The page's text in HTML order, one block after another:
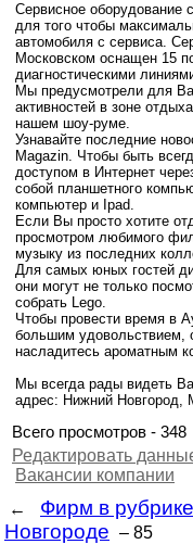
Сервисное оборудование
для того чтобы
автомобиля с сервиса.
Московском оснащен 15
диагностическими
Мы предусмотрели для
активностей в зоне
нашем шоу-руме.
Узнавайте последние
Magazin. Чтобы быть
доступом в Интернет
собой планшетного
компьютер и Ipad.
Если Вы просто хотите
просмотром любимого
музыку из последних
Для самых юных гостей
они могут не только
собрать Lego.
Чтобы провести время в
большим удовольствием,
насладитесь ароматным
Мы всегда рады видеть
адрес: Нижний Новгород,
Всего просмотров - 348
Редактировать
Вакансии компании
←
Фирм в рубрике
Новгороде – 85